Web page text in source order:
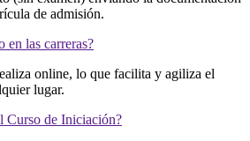
de admisión.
en las carreras?
online, lo que facilita y agiliza el
lugar.
Curso de Iniciación?